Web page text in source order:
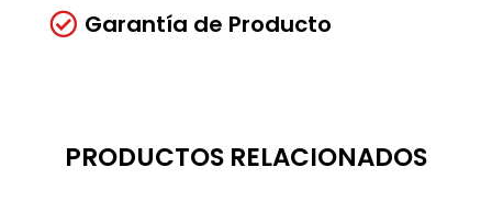
 Garantía de Producto
PRODUCTOS RELACIONADOS